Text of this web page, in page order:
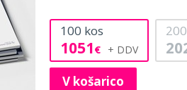
100 kos
1051€
200
V košarico